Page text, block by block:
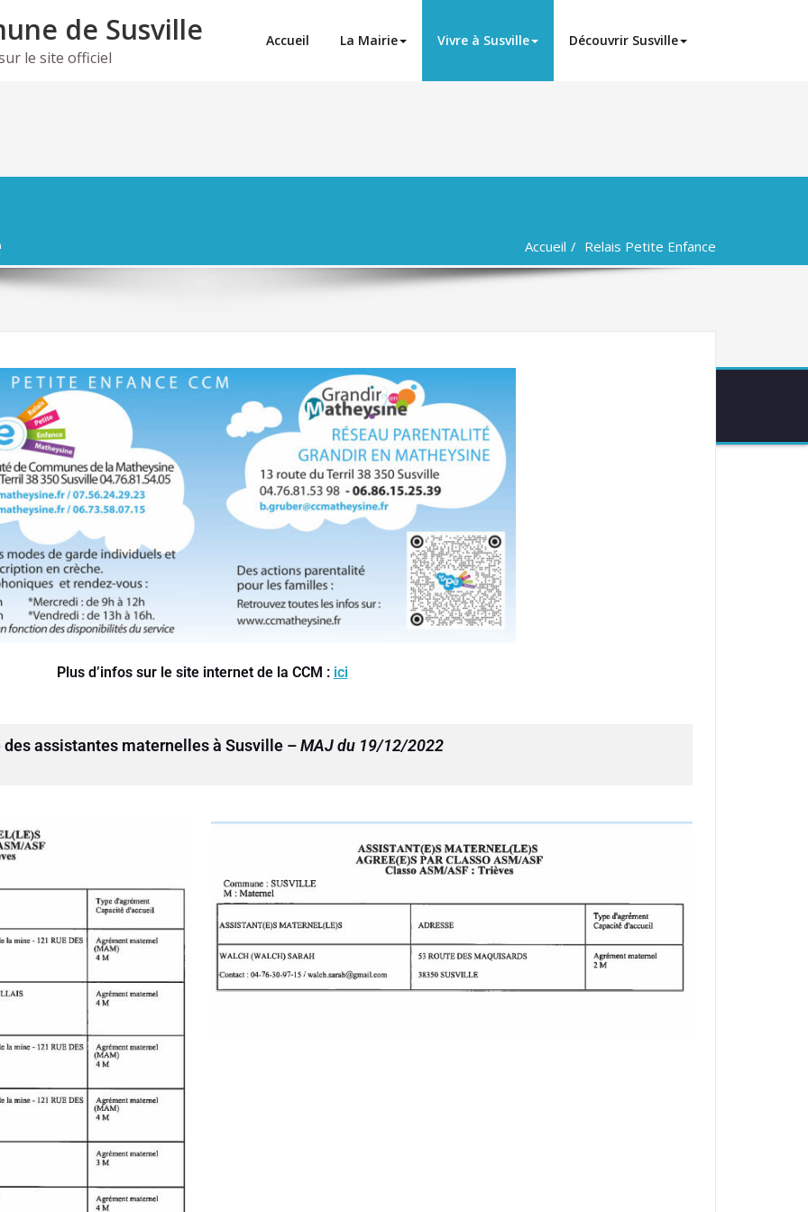
de Susville
le site officiel
Accueil La Mairie Vivre à Susville Découvrir Susville
Accueil Relais Petite Enfance
Plus d’infos sur le site internet de la CCM : ici
des assistantes maternelles à Susville –MAJ du 19/12/2022